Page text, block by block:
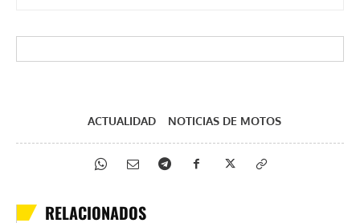
ACTUALIDAD NOTICIAS DE MOTOS
RELACIONADOS